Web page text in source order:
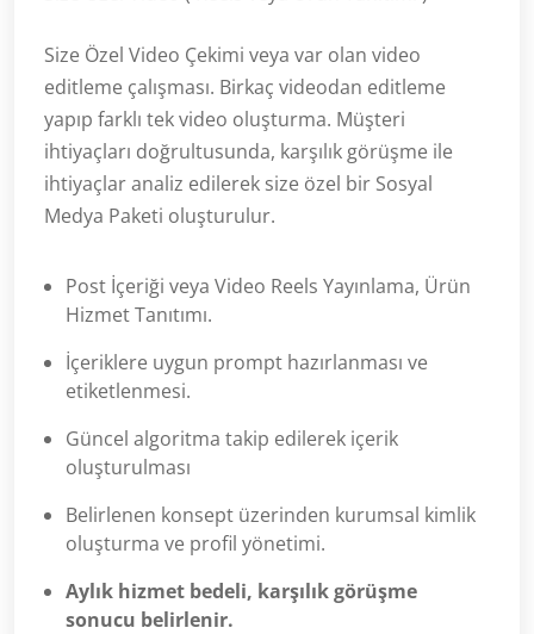
Size Özel Video Çekimi veya var olan video
editleme çalışması. Birkaç videodan editleme
yapıp farklı tek video oluşturma. Müşteri
ihtiyaçları doğrultusunda, karşılık görüşme ile
ihtiyaçlar analiz edilerek size özel bir Sosyal
Medya Paketi oluşturulur.
Post İçeriği veya Video Reels Yayınlama, Ürün
Hizmet Tanıtımı.
İçeriklere uygun prompt hazırlanması ve
etiketlenmesi.
Güncel algoritma takip edilerek içerik
oluşturulması
Belirlenen konsept üzerinden kurumsal kimlik
oluşturma ve profil yönetimi.
Aylık hizmet bedeli, karşılık görüşme
sonucu belirlenir.